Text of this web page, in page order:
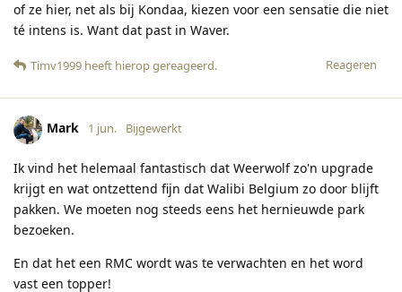
of ze hier, net als bij Kondaa, kiezen voor een sensatie die niet
té intens is. Want dat past in Waver.
Reageren
Timv1999 heeft hierop gereageerd.
Mark 1 jun. Bijgewerkt
Ik vind het helemaal fantastisch dat Weerwolf zo'n upgrade
krijgt en wat ontzettend fijn dat Walibi Belgium zo door blijft
pakken. We moeten nog steeds eens het hernieuwde park
bezoeken.
En dat het een RMC wordt was te verwachten en het word
vast een topper!